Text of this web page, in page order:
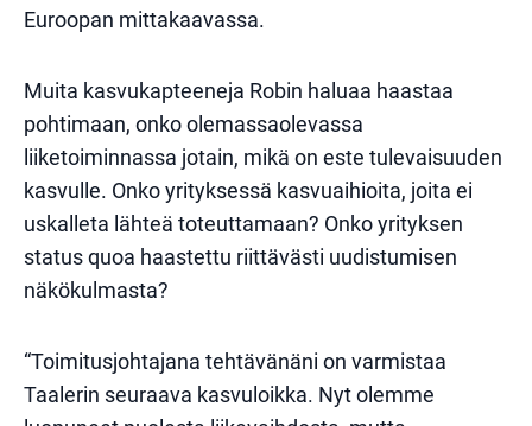
Euroopan mittakaavassa.
Muita kasvukapteeneja Robin haluaa haastaa
pohtimaan, onko olemassaolevassa
liiketoiminnassa jotain, mikä on este tulevaisuuden
kasvulle. Onko yrityksessä kasvuaihioita, joita ei
uskalleta lähteä toteuttamaan? Onko yrityksen
status quoa haastettu riittävästi uudistumisen
näkökulmasta?
“Toimitusjohtajana tehtävänäni on varmistaa
Taalerin seuraava kasvuloikka. Nyt olemme